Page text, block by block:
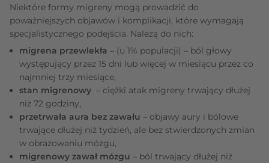
Niektóre formy migreny mogą prowadzić do
poważniejszych objawów i komplikacji, które wymagają
specjalistycznego podejścia. Należą do nich:
migrena przewlekła – (u 1% populacji) – ból głowy
występujący przez 15 dni lub więcej w miesiącu przez co
najmniej trzy miesiące,
stan migrenowy – ciężki atak migreny trwający dłużej
niż 72 godziny,
przetrwała aura bez zawału – objawy aury i bólowe
trwające dłużej niż tydzień, ale bez stwierdzonych zmian
w obrazowaniu mózgu,
migrenowy zawał mózgu – ból trwający dłużej niż